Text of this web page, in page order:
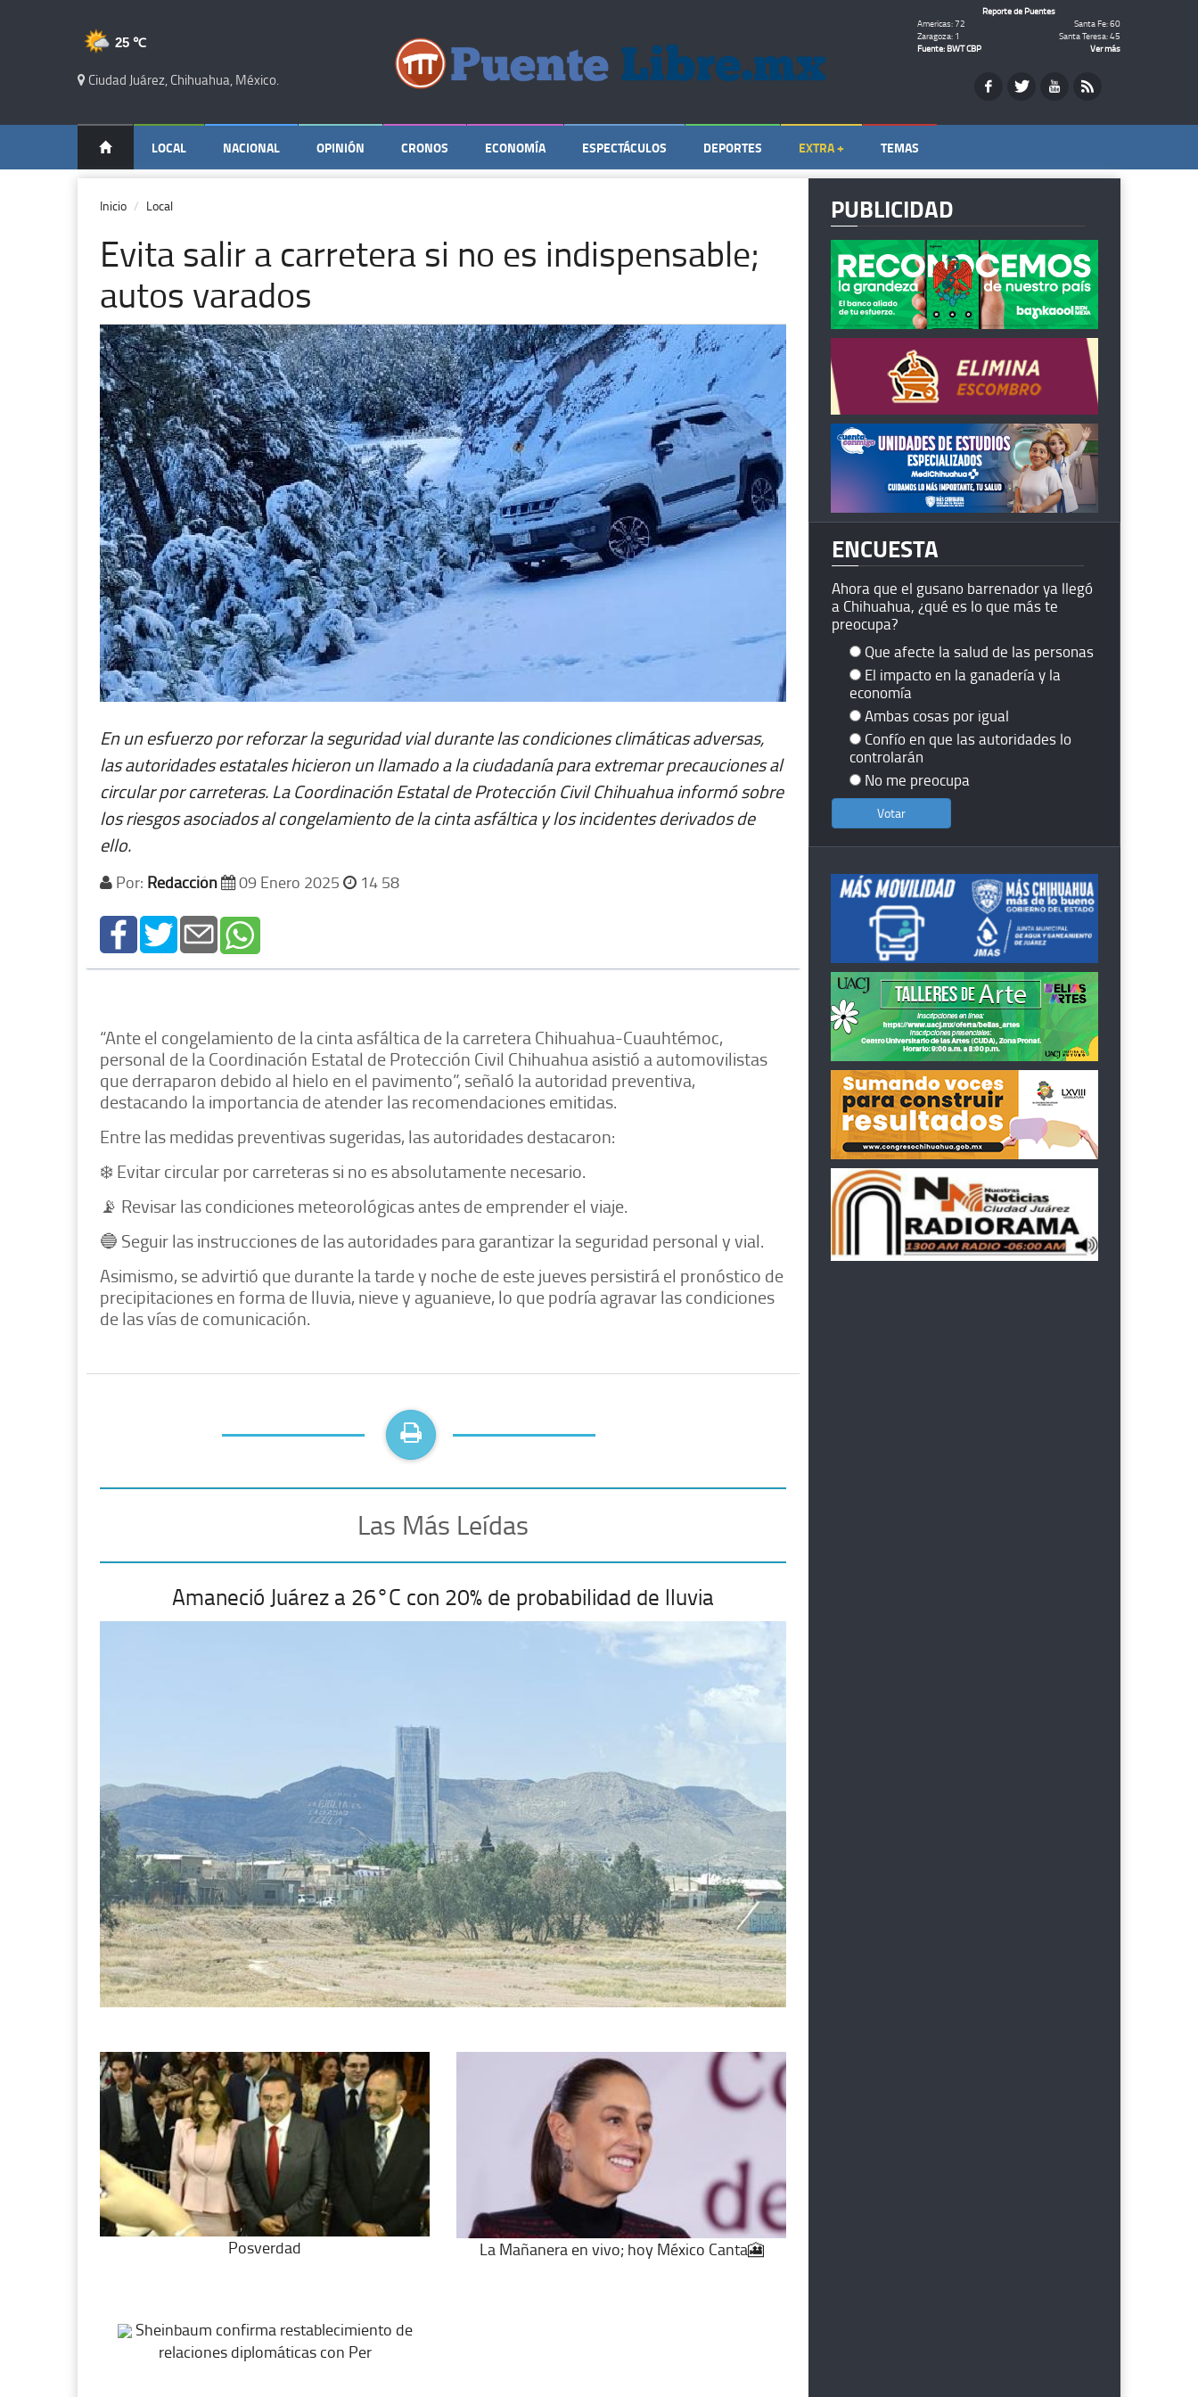
25 ℃
Ciudad Juárez, Chihuahua, México.
Reporte de Puentes
Americas: 72
Santa Fe: 60
Zaragoza: 1
Santa Teresa: 45
Fuente: BWT CBP
Ver más
LOCAL NACIONAL OPINIÓN CRONOS ECONOMÍA ESPECTÁCULOS DEPORTES EXTRA + TEMAS
Inicio Local
Evita salir a carretera si no es indispensable;
autos varados
En un esfuerzo por reforzar la seguridad vial durante las condiciones climáticas adversas,
las autoridades estatales hicieron un llamado a la ciudadanía para extremar precauciones al
circular por carreteras. La Coordinación Estatal de Protección Civil Chihuahua informó sobre
los riesgos asociados al congelamiento de la cinta asfáltica y los incidentes derivados de
ello.
Por: Redacción 09 Enero 2025 14 58
“Ante el congelamiento de la cinta asfáltica de la carretera Chihuahua-Cuauhtémoc,
personal de la Coordinación Estatal de Protección Civil Chihuahua asistió a automovilistas
que derraparon debido al hielo en el pavimento”, señaló la autoridad preventiva,
destacando la importancia de atender las recomendaciones emitidas.
Entre las medidas preventivas sugeridas, las autoridades destacaron:
❄️ Evitar circular por carreteras si no es absolutamente necesario.
📡 Revisar las condiciones meteorológicas antes de emprender el viaje.
🔵 Seguir las instrucciones de las autoridades para garantizar la seguridad personal y vial.
Asimismo, se advirtió que durante la tarde y noche de este jueves persistirá el pronóstico de
precipitaciones en forma de lluvia, nieve y aguanieve, lo que podría agravar las condiciones
de las vías de comunicación.
Las Más Leídas
Amaneció Juárez a 26°C con 20% de probabilidad de lluvia
Posverdad La Mañanera en vivo; hoy México Canta🎦
Sheinbaum confirma restablecimiento de
relaciones diplomáticas con Per
PUBLICIDAD
ENCUESTA
Ahora que el gusano barrenador ya llegó
a Chihuahua, ¿qué es lo que más te
preocupa?
Que afecte la salud de las personas
El impacto en la ganadería y la
economía
Ambas cosas por igual
Confío en que las autoridades lo
controlarán
No me preocupa